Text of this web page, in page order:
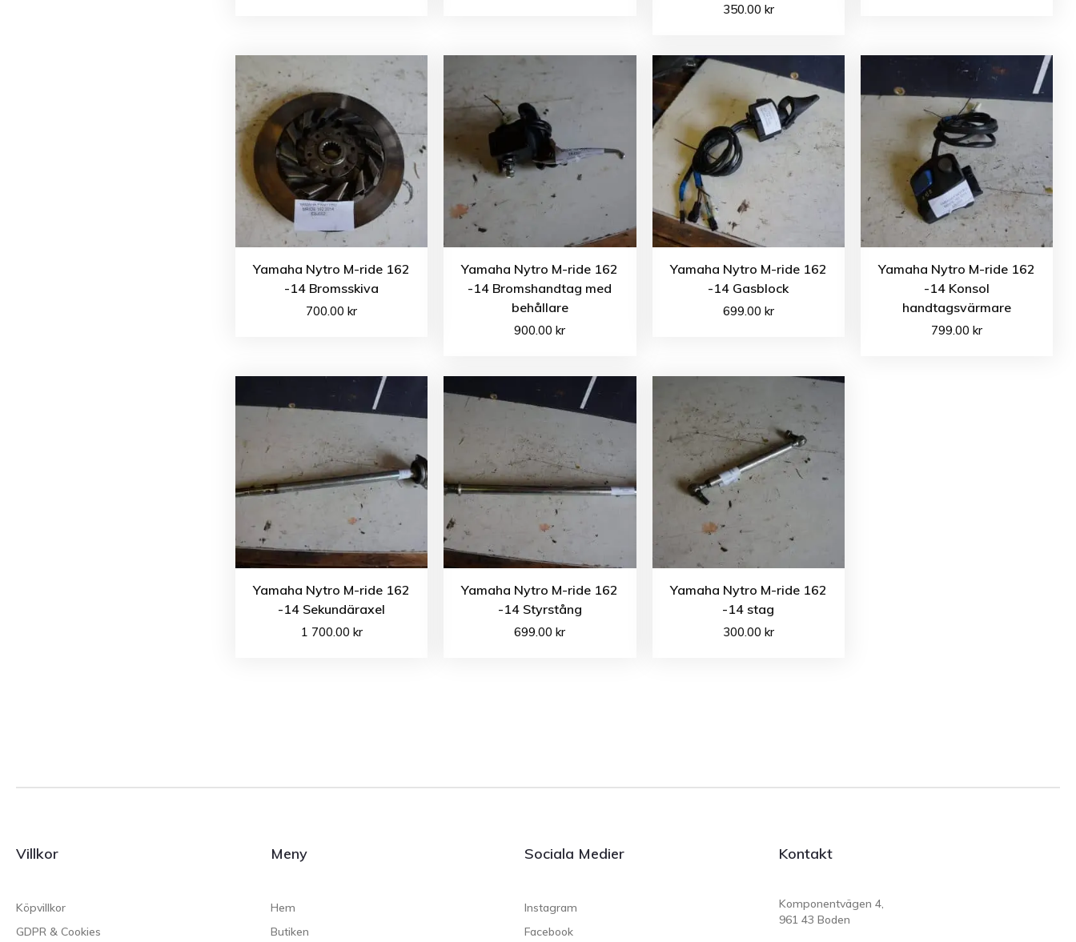
350.00 kr
Yamaha Nytro M-ride 162
-14 Bromsskiva
700.00kr
Yamaha Nytro M-ride 162
-14 Bromshandtag med
behållare
900.00kr
Yamaha Nytro M-ride 162
-14 Gasblock
699.00 kr
Yamaha Nytro M-ride 162
-14 Konsol
handtagsvärmare
799.00 kr
Yamaha Nytro M-ride 162
-14 Sekundäraxel
1 700.00 kr
Yamaha Nytro M-ride 162
-14 Styrstång
699.00kr
Yamaha Nytro M-ride 162
-14 stag
300.00 kr
Villkor
Köpvillkor
GDPR & Cookies
Meny
Hem
Butiken
Sociala Medier
Instagram
Facebook
Kontakt
Komponentvägen 4,
961 43 Boden